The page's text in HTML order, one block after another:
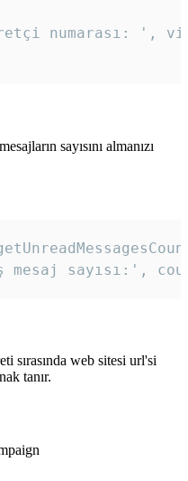
numarası: ',
sayısını almanızı
mesaj sayısı:',
sırasında web sitesi url'si
tanır.